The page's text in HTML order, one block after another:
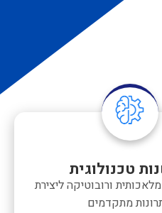
טכנולוגית
ורובוטיקה ליצירת
מתקדמים